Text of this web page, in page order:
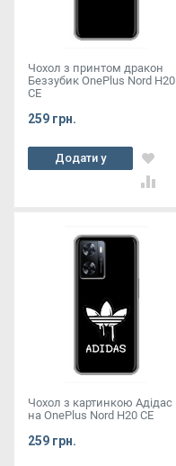
Чохол з принтом дракон
Беззубик OnePlus Nord Н20
СЕ
259 грн.
Додати у
кошик
Чохол з картинкою Адідас
на OnePlus Nord Н20 СЕ
259 грн.